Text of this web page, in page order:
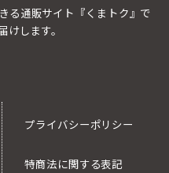
る通販サイト『くまトク』で
します。
プライバシーポリシー
特商法に関する表記